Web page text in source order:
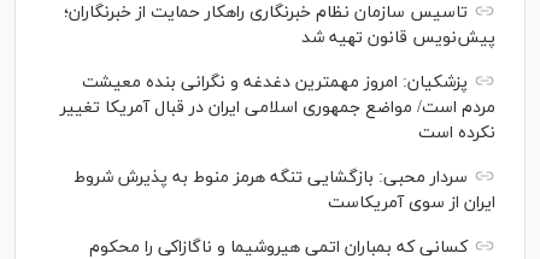
تاسیس سازمان نظام خبرنگاری راهکار حمایت از خبرنگاران؛
پیش‌نویس قانون تهیه شد
پزشکیان: امروز مهمترین دغدغه و نگرانی بنده معیشت
مردم است/ مواضع جمهوری اسلامی ایران در قبال آمریکا تغییر
نکرده است
سردار محبی: بازگشایی تنگه هرمز منوط به پذیرش شروط
ایران از سوی آمریکاست
کسانی که بمباران اتمی هیروشیما و ناگازاکی را محکوم